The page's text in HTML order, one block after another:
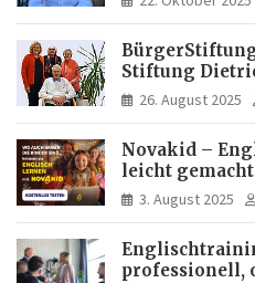
Stiftung
26. August 2025
Novakid –
leicht gemacht
3. August 2025
professionell,